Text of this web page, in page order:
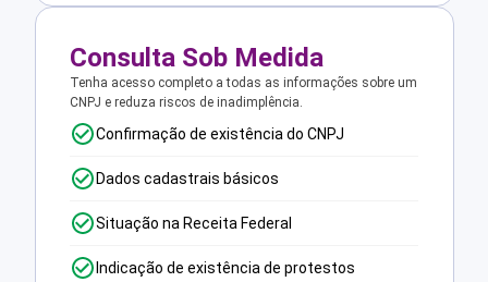
Consulta Sob Medida
Tenha acesso completo a todas as informações sobre um
CNPJ e reduza riscos de inadimplência.
Confirmação de existência do CNPJ
Dados cadastrais básicos
Situação na Receita Federal
Indicação de existência de protestos